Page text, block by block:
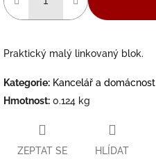
Praktický malý linkovaný blok.
Kategorie: Kancelář a domácnost
Hmotnost: 0.124 kg
ZEPTAT SE HLÍDAT